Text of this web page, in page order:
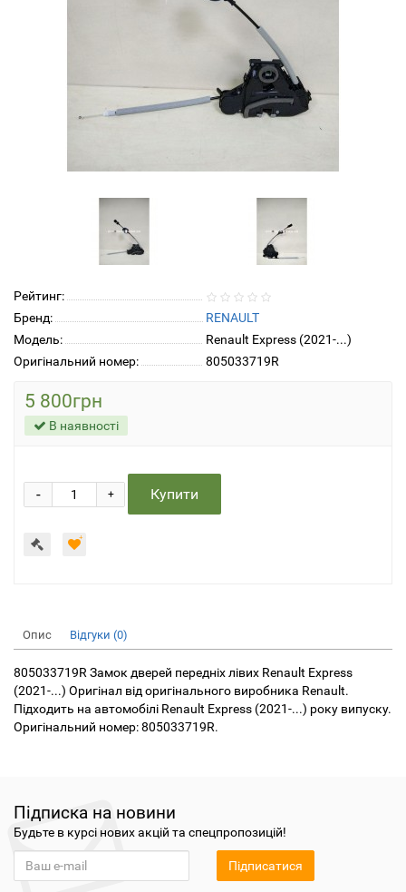
Рейтинг:
Бренд:
RENAULT
Модель:
Renault Express (2021-...)
Оригінальний номер:
805033719R
5 800грн
В наявності
+
- Купити
Опис Відгуки (0)
805033719R Замок дверей передніх лівих Renault Express
(2021-...) Оригінал від оригінального виробника Renault.
Підходить на автомобілі Renault Express (2021-...) року випуску.
Оригінальний номер: 805033719R.
Підписка на новини
Будьте в курсі нових акцій та спецпропозицій!
Підписатися